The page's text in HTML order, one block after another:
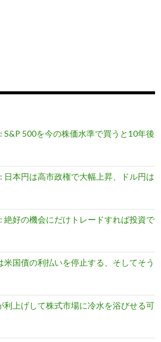
500を今の株価水準で買うと10年後
日本円は高市政権で大幅上昇、ドル円は
絶好の機会にだけトレードすれば投資で
米国債の利払いを停止する、そしてそう
利上げして株式市場に冷水を浴びせる可